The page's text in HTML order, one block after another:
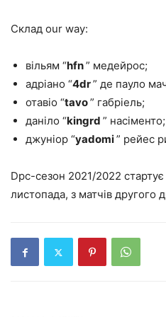
Склад our way:
вільям “hfn” медейрос;
адріано “4dr” де пауло
отавіо “tavo” габріель;
даніло “kingrd ” насіменто;
джуніор “yadomi” рейес
Dpc-сезон 2021/2022
листопада, з матчів другого